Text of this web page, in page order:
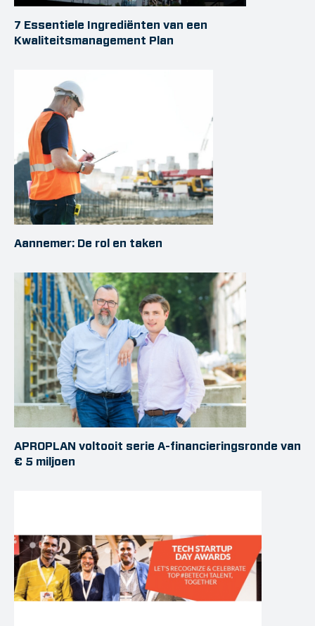
7 Essentiele Ingrediënten van een
Kwaliteitsmanagement Plan
Aannemer: De rol en taken
APROPLAN voltooit serie A-financieringsronde van
€ 5 miljoen